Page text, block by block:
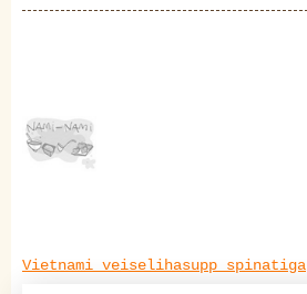
Vietnami veiselihasupp spinatiga